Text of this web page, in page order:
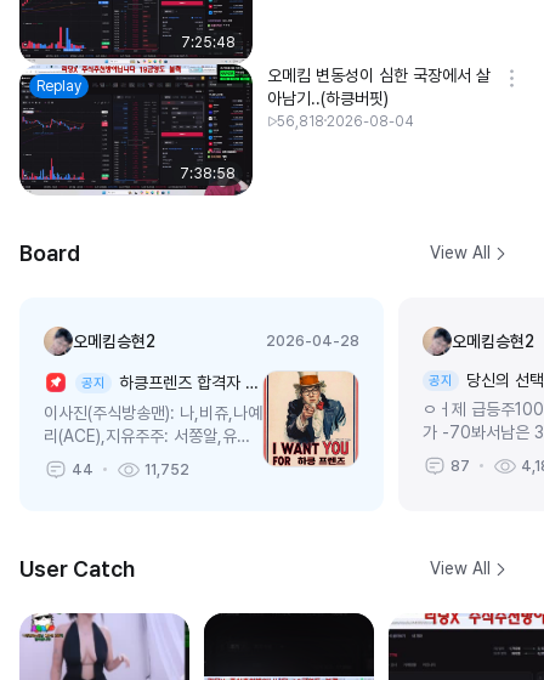
7:25:48
Replay
7:38:58
오메킴 변동성이 심한 국장에서 살
아남기..(하킁버핏)
56,818 2026-08-04
Board View All
오메킴승현2 2026-04-28
공지
하킁프렌즈 합격자 멤버입니다..!!
이사진(주식방송맨): 나,비쥬,나예
리(ACE),지유주주: 서쫑알,유은,
뿌하,설설설,히피, 김바다[♥]
(ACE)입니다!! 환영하고 언제든
44 11,752
오메킴승현2
공지
당신의 선
ㅇㅓ제 급등주
가 -70봐서남은
고방금 익절로
다...원금회복100
87
User Catch View All